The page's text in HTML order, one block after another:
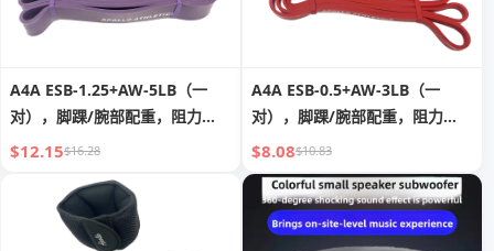
A4A ESB-1.25+AW-5LB（一
对），脚踝/腕部配重，阻力
带，引体向上辅助，锻炼带，长
身、训练、物理治疗
$12.15$16.28
A4A ESB-0.5+AW-3LB（一
对），脚踝/腕部配重，阻力
带，引体向上辅助，锻炼带，长
款阻力带套装，适合男士女士健
身、训练、物理治疗
$8.08$10.83